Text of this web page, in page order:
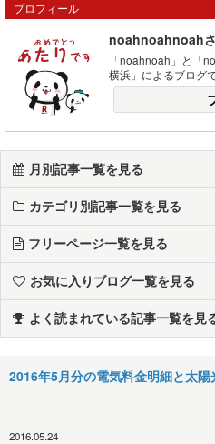
プロフィール
noahnoahnoah
「noahnoah」と「
横浜」によるブログ
月別記事一覧を見る
カテゴリ別記事一覧を見る
フリーページ一覧を見る
お気に入りブログ一覧を見る
よく読まれている記事一覧を見
2016年5月分の電気料金明細と太陽
2016.05.24